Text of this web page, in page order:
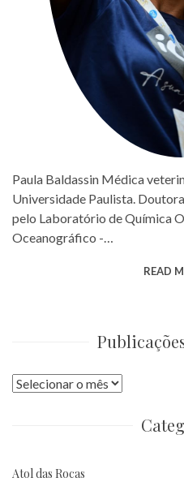
Paula Baldassin Médica
Universidade Paulista.
pelo Laboratório de Química
Oceanográfico -…
READ
Publicações
Atol das Rocas